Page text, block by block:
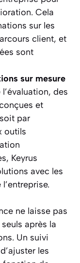
Cela
sur les
client, et
sont
sur mesure
des
et
par
outils
Keyrus
avec les
ne laisse pas
après la
Un suivi
les